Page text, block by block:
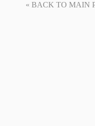
« BACK TO MAIN